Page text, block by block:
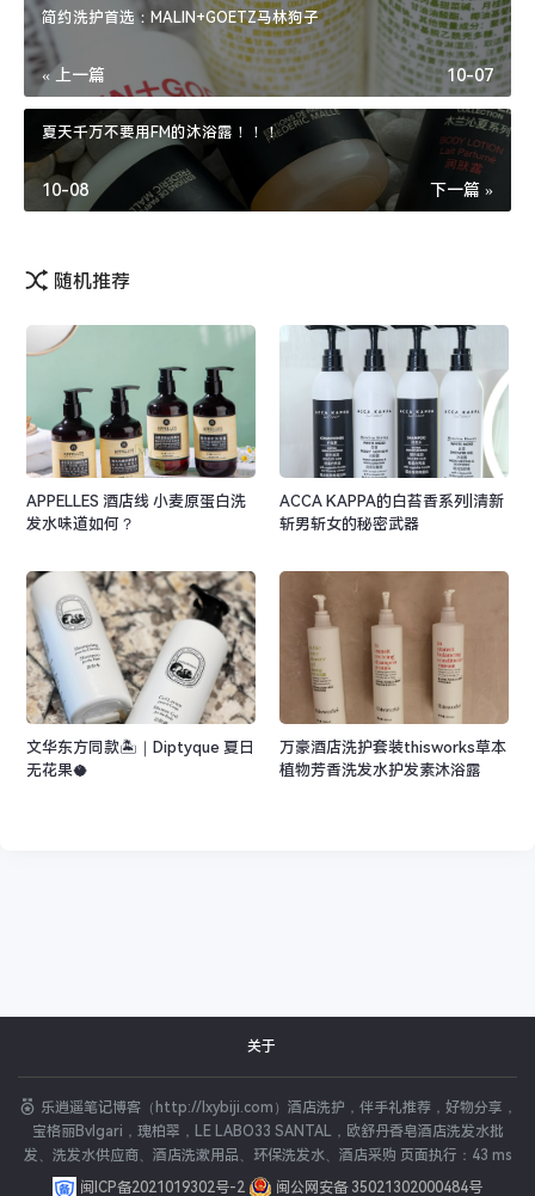
酒店洗护
简约洗护首选：MALIN+GOETZ马林狗子
« 上一篇 10-07
夏天千万不要用FM的沐浴露！！！
下一篇 »
10-08
随机推荐
APPELLES 酒店线 小麦原蛋白洗
发水味道如何？
ACCA KAPPA的白苔香系列|清新
斩男斩女的秘密武器
文华东方同款🏝️｜Diptyque 夏日
无花果🥥
万豪酒店洗护套装thisworks草本
植物芳香洗发水护发素沐浴露
关于
乐逍遥笔记博客（http://lxybiji.com）酒店洗护，伴手礼推荐，好物分享，
宝格丽Bvlgari，瑰柏翠，LE LABO33 SANTAL，欧舒丹香皂酒店洗发水批
发、洗发水供应商、酒店洗漱用品、环保洗发水、酒店采购 页面执行：43 ms
闽ICP备2021019302号-2
闽公网安备 35021302000484号